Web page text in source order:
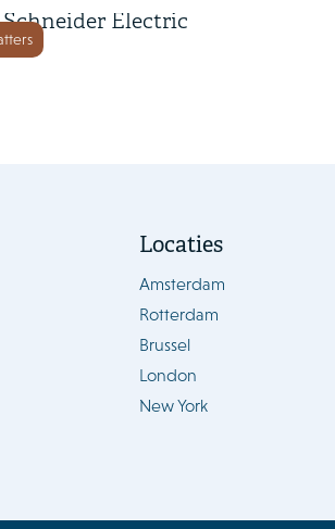
Electric
Locaties
Amsterdam
Rotterdam
Brussel
London
New York